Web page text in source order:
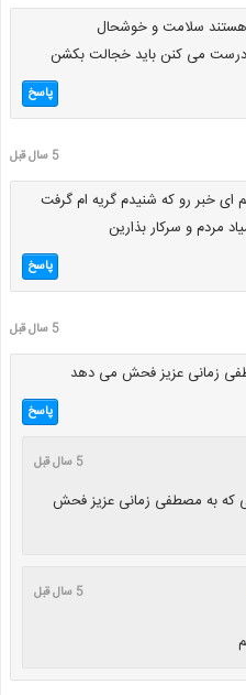
هستند سلامت و خوشحال
درست می کنن باید خجالت بکشن
پاسخ
5 سال قبل
خبر رو که شنیدم گریه ام گرفت
مردم و سرکار بذارین
پاسخ
5 سال قبل
زمانی عزیز فحش می دهد
پاسخ
5 سال قبل
به مصطفی زمانی عزیز فحش
5 سال قبل